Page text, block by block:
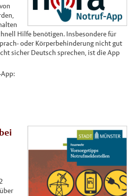
Hilfe benötigen. Insbesondere für
oder Körperbehinderung nicht gut
sicher Deutsch sprechen, ist die App